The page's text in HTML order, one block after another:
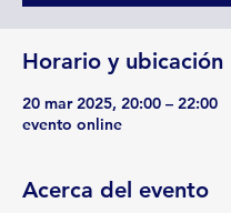
Horario y ubicación
20 mar 2025, 20:00 – 22:00
evento online
Acerca del evento